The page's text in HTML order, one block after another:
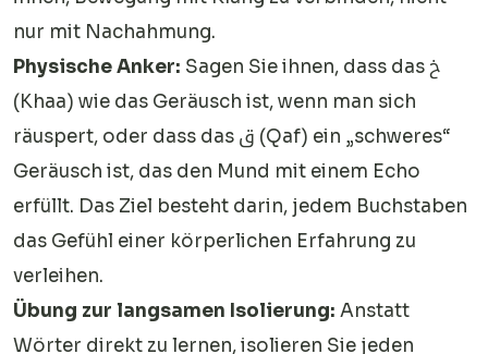
nur mit Nachahmung.
Physische Anker: Sagen Sie ihnen, dass das خ
(Khaa) wie das Geräusch ist, wenn man sich
räuspert, oder dass das ق (Qaf) ein „schweres“
Geräusch ist, das den Mund mit einem Echo
erfüllt. Das Ziel besteht darin, jedem Buchstaben
das Gefühl einer körperlichen Erfahrung zu
verleihen.
Übung zur langsamen Isolierung: Anstatt
Wörter direkt zu lernen, isolieren Sie jeden